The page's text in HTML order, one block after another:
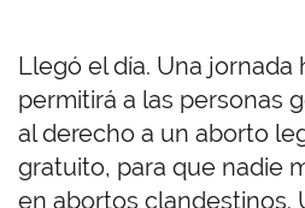
Llegó el día. Una jornada
permitirá a las personas
al derecho a un aborto
gratuito, para que nadie
en abortos clandestinos.